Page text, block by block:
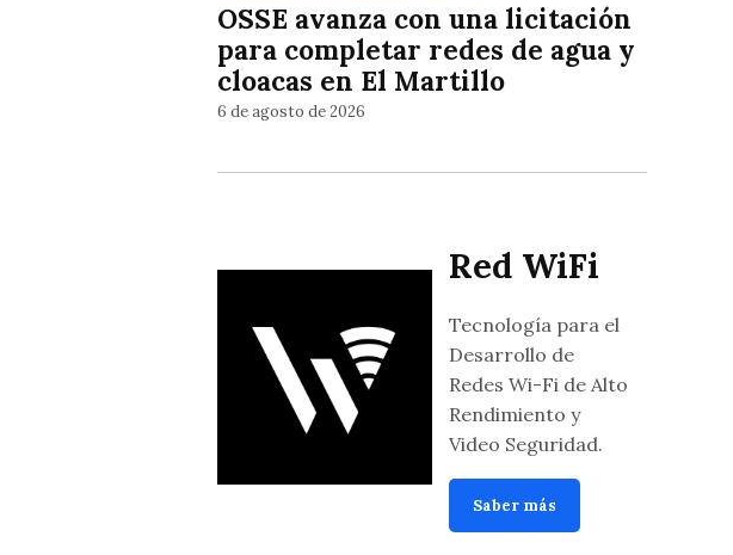
OSSE avanza con una licitación
para completar redes de agua y
cloacas en El Martillo
6 de agosto de 2026
Red WiFi
Tecnología para el
Desarrollo de
Redes Wi-Fi de Alto
Rendimiento y
Video Seguridad.
Saber más